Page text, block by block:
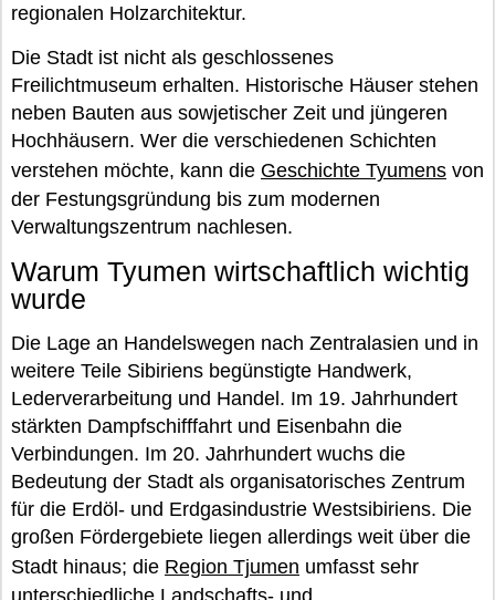
regionalen Holzarchitektur.
Die Stadt ist nicht als geschlossenes
Freilichtmuseum erhalten. Historische Häuser stehen
neben Bauten aus sowjetischer Zeit und jüngeren
Hochhäusern. Wer die verschiedenen Schichten
verstehen möchte, kann die Geschichte Tyumens von
der Festungsgründung bis zum modernen
Verwaltungszentrum nachlesen.
Warum Tyumen wirtschaftlich wichtig
wurde
Die Lage an Handelswegen nach Zentralasien und in
weitere Teile Sibiriens begünstigte Handwerk,
Lederverarbeitung und Handel. Im 19. Jahrhundert
stärkten Dampfschifffahrt und Eisenbahn die
Verbindungen. Im 20. Jahrhundert wuchs die
Bedeutung der Stadt als organisatorisches Zentrum
für die Erdöl- und Erdgasindustrie Westsibiriens. Die
großen Fördergebiete liegen allerdings weit über die
Stadt hinaus; die Region Tjumen umfasst sehr
unterschiedliche Landschafts- und